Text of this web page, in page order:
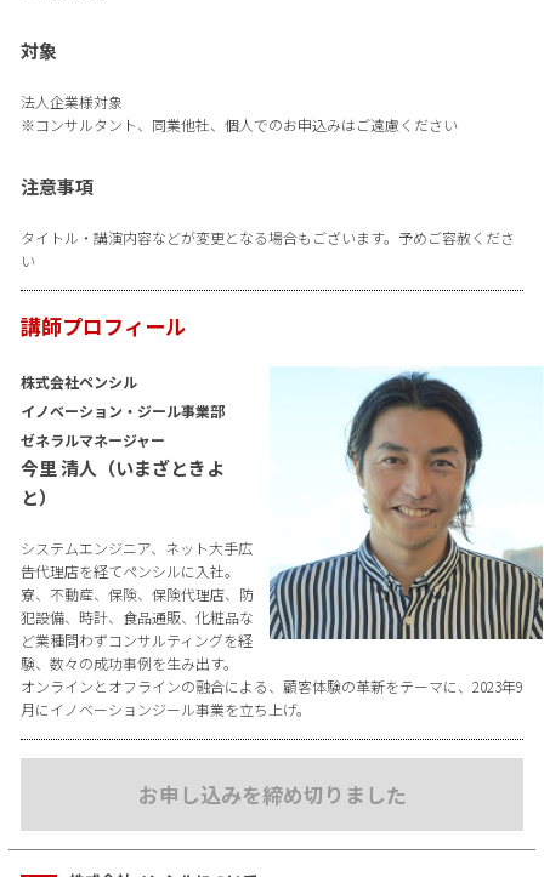
対象
法人企業様対象
※コンサルタント、同業他社、個人でのお申込みはご遠慮ください
注意事項
タイトル・講演内容などが変更となる場合もございます。予めご容赦くださ
い
講師プロフィール
株式会社ペンシル
イノベーション・ジール事業部
ゼネラルマネージャー
今里 清人（いまざときよ
と）
システムエンジニア、ネット大手広
告代理店を経てペンシルに入社。
寮、不動産、保険、保険代理店、防
犯設備、時計、食品通販、化粧品な
ど業種問わずコンサルティングを経
験、数々の成功事例を生み出す。
オンラインとオフラインの融合による、顧客体験の革新をテーマに、2023年9
月にイノベーションジール事業を立ち上げ。
お申し込みを締め切りました